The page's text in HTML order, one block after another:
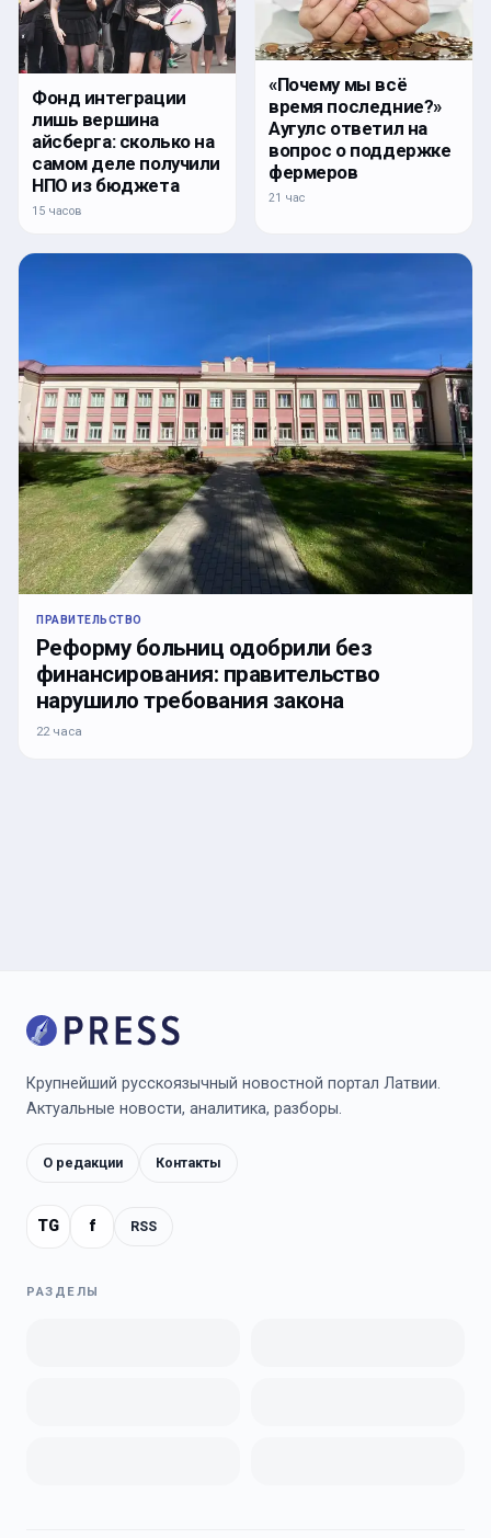
Фонд интеграции
лишь вершина
айсберга: сколько на
самом деле получили
НПО из бюджета
15 часов
«Почему мы всё
время последние?»
Аугулс ответил на
вопрос о поддержке
фермеров
21 час
ПРАВИТЕЛЬСТВО
Реформу больниц одобрили без
финансирования: правительство
нарушило требования закона
22 часа
Крупнейший русскоязычный новостной портал Латвии.
Актуальные новости, аналитика, разборы.
О редакции Контакты
TG f RSS
РАЗДЕЛЫ